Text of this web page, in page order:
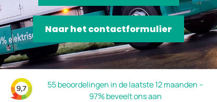
Naar het contactformulier
55 beoordelingen in de laatste 12 maanden –
97% beveelt ons aan